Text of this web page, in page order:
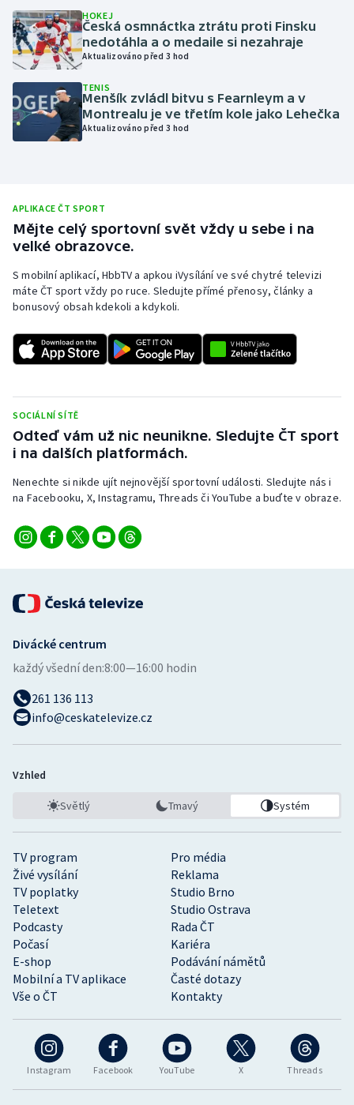
Motorsport
Olympijské hry
Parasport
Plavání
Rychlostní kanoistika
Short track
Stolní tenis
Triatlon
Veslování
Vodní slalom
Ostatní
HOKEJ
Česká osmnáctka ztrátu proti Finsku
nedotáhla a o medaile si nezahraje
Aktualizováno před 3 hod
TENIS
Menšík zvládl bitvu s Fearnleym a v
Montrealu je ve třetím kole jako Lehečka
Aktualizováno před 3 hod
APLIKACE ČT SPORT
Mějte celý sportovní svět vždy u sebe i na
velké obrazovce.
S mobilní aplikací, HbbTV a apkou iVysílání ve své chytré televizi
máte ČT sport vždy po ruce. Sledujte přímé přenosy, články a
bonusový obsah kdekoli a kdykoli.
SOCIÁLNÍ SÍTĚ
Odteď vám už nic neunikne. Sledujte ČT sport
i na dalších platformách.
Nenechte si nikde ujít nejnovější sportovní události. Sledujte nás i
na Facebooku, X, Instagramu, Threads či YouTube a buďte v obraze.
Instagram Facebook YouTube X Threads
TV program
Pro média
Živé vysílání
Reklama
TV poplatky
Studio Brno
Teletext
Studio Ostrava
Podcasty
Rada ČT
Počasí
Kariéra
E-shop
Podávání námětů
Mobilní a TV aplikace
Časté dotazy
Vše o ČT
Kontakty
Divácké centrum
každý všední den:8:00—16:00 hodin
261 136 113
info@ceskatelevize.cz
Vzhled
Světlý Tmavý Systém